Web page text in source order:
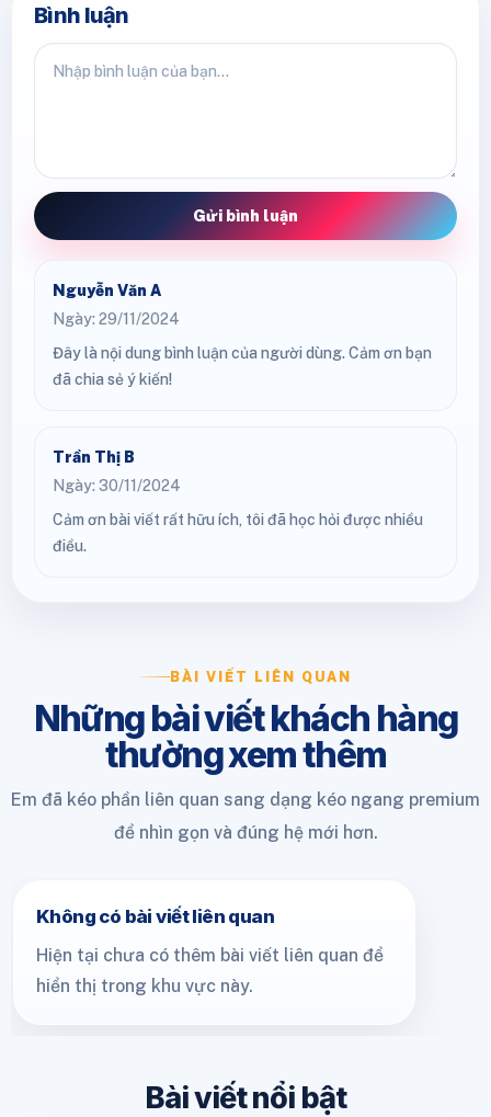
Bình luận
Gửi bình luận
Nguyễn Văn A
Ngày: 29/11/2024
Đây là nội dung bình luận của người dùng. Cảm ơn bạn
đã chia sẻ ý kiến!
Trần Thị B
Ngày: 30/11/2024
Cảm ơn bài viết rất hữu ích, tôi đã học hỏi được nhiều
điều.
BÀI VIẾT LIÊN QUAN
Những bài viết khách hàng
thường xem thêm
Em đã kéo phần liên quan sang dạng kéo ngang premium
để nhìn gọn và đúng hệ mới hơn.
Không có bài viết liên quan
Hiện tại chưa có thêm bài viết liên quan để
hiển thị trong khu vực này.
Bài viết nổi bật